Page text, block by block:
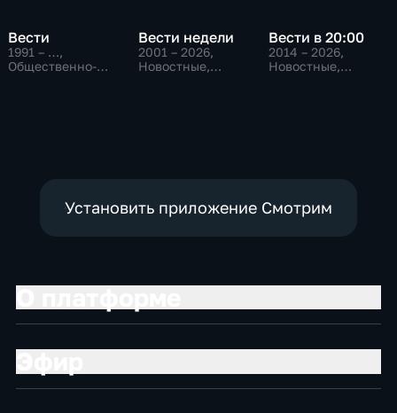
Вести
1991 – …,
Общественно-
Вести недели
2001 – 2026,
Новостные,
Вести в 20:00
2014 – 2026,
Новостные,
Установить приложение Смотрим